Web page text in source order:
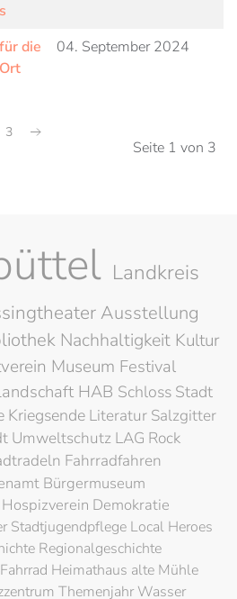
die
04. September 2024
Seite 1 von 3
3
Landkreis
Ausstellung
Nachhaltigkeit Kultur
Museum Festival
HAB Schloss Stadt
Kriegsende Literatur Salzgitter
Umweltschutz LAG Rock
Fahrradfahren
Bürgermuseum
Hospizverein Demokratie
Stadtjugendpflege Local Heroes
Regionalgeschichte
Fahrrad Heimathaus alte Mühle
Themenjahr Wasser